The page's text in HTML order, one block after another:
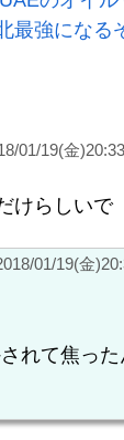
最強になる
01/19(金
けらしいで
01/19(金
れて焦っ